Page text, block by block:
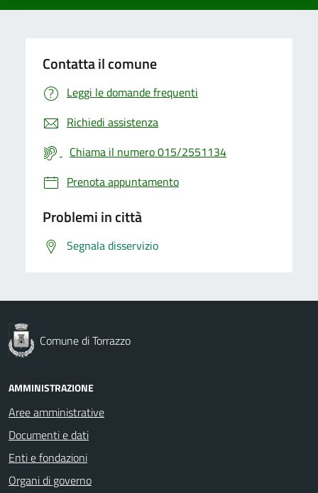
Contatta il comune
Leggi le domande frequenti
Richiedi assistenza
Chiama il numero 015/2551134
Prenota appuntamento
Problemi in città
Segnala disservizio
Comune di Torrazzo
AMMINISTRAZIONE
Aree amministrative
Documenti e dati
Enti e fondazioni
Organi di governo